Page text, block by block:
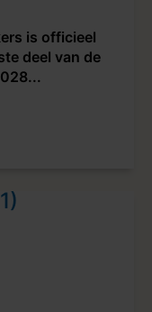
is officieel
deel van de